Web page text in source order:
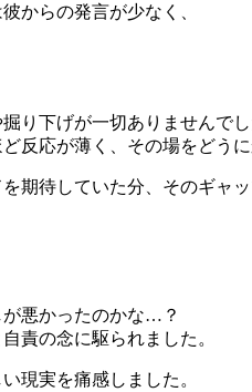
からの発言が少なく、
り下げが一切ありませんでし
反応が薄く、その場をどう
期待していた分、そのギャッ
が悪かったのかな…？
責の念に駆られました。
現実を痛感しました。